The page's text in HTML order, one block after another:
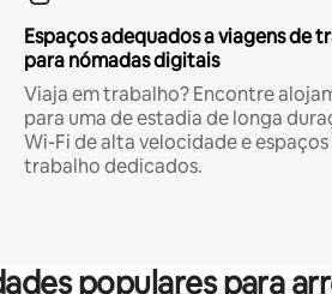
Espaços adequados a viagens de
para nómadas digitais
Viaja em trabalho? Encontre
para uma de estadia de longa
Wi-Fi de alta velocidade e espaços
trabalho dedicados.
populares para